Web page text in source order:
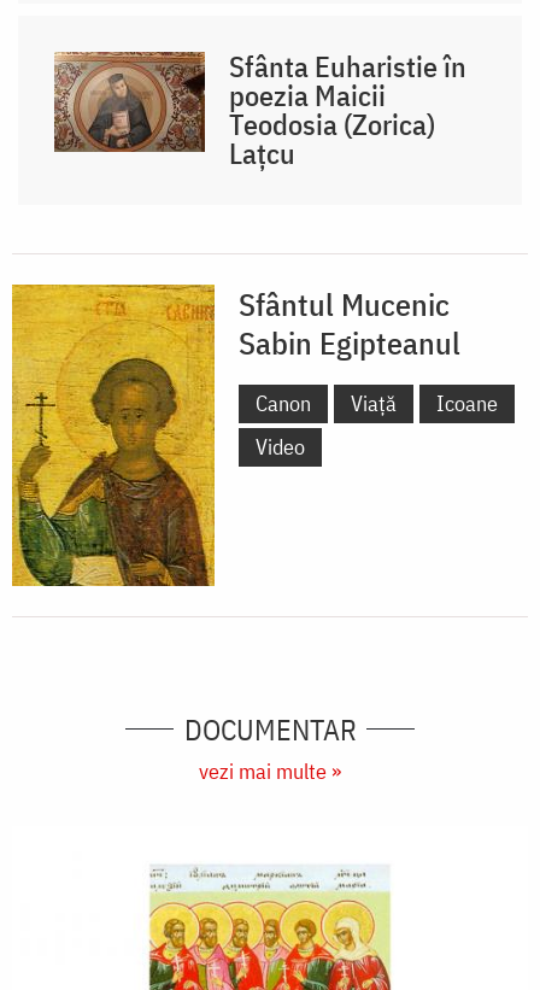
Sfânta Euharistie în
poezia Maicii
Teodosia (Zorica)
Lațcu
Sfântul Mucenic
Sabin Egipteanul
Canon Viață
Icoane
Video
DOCUMENTAR
vezi mai multe »